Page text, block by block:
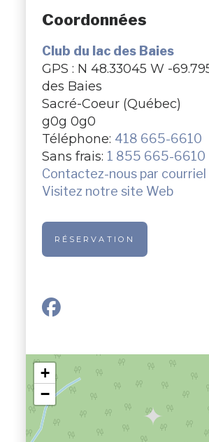
Coordonnées
Club du lac des Baies
GPS : N 48.33045 W -
des Baies
Sacré-Coeur (Québec)
g0g 0g0
Téléphone: 418 665-6610
Sans frais: 1 855 665-6610
Contactez-nous par courriel
Visitez notre site Web
RÉSERVATION
+
−